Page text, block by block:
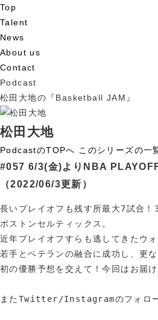
Top
Talent
News
About us
Contact
Podcast
松田大地の『Basketball JAM』
松田大地
PodcastのTOPへ このシリーズの一
#057 6/3(金)よりNBA
（2022/06/3更新）
長いプレイオフも残す所最大7試合
ボストンセルティックス。
近年プレイオフすらも逃してきたウ
若手とベテランの融合に成功し、更
初の優勝予想を交えて！今回はお届
またTwitter/Instagramのフォロー